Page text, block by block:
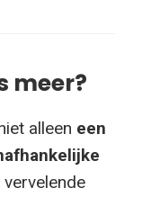
meer?
alleen een